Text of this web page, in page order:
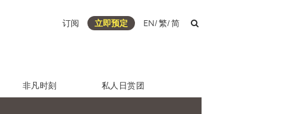
订阅 立即预定 EN/繁/简
非凡时刻 私人日赏团